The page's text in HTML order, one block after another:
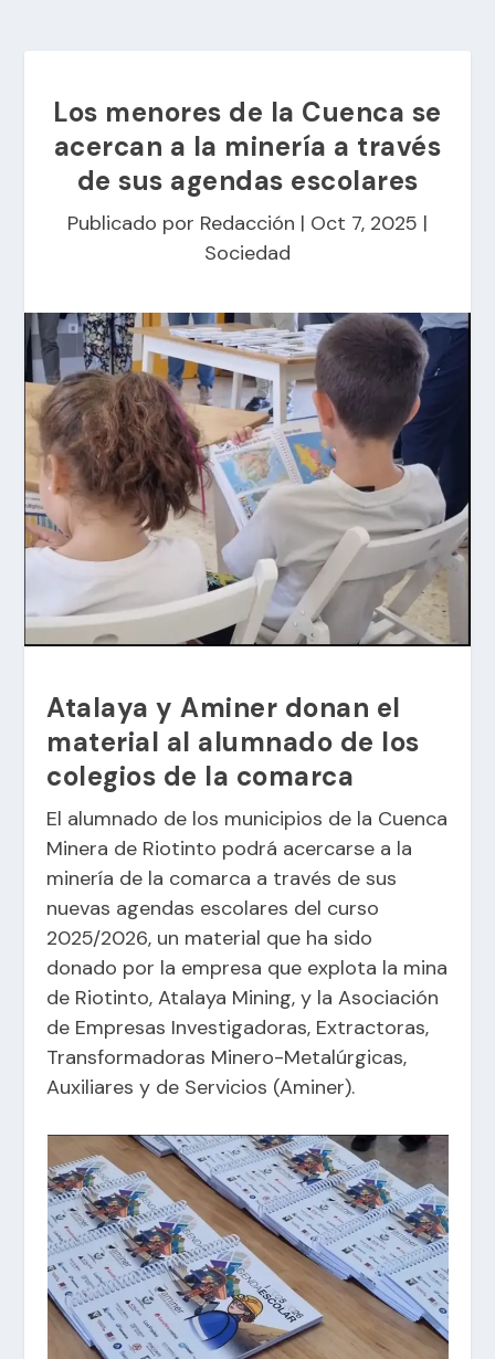
Los menores de la Cuenca se
acercan a la minería a través
de sus agendas escolares
Publicado por Redacción | Oct 7, 2025 |
Sociedad
Atalaya y Aminer donan el
material al alumnado de los
colegios de la comarca
El alumnado de los municipios de la Cuenca
Minera de Riotinto podrá acercarse a la
minería de la comarca a través de sus
nuevas agendas escolares del curso
2025/2026, un material que ha sido
donado por la empresa que explota la mina
de Riotinto, Atalaya Mining, y la Asociación
de Empresas Investigadoras, Extractoras,
Transformadoras Minero-Metalúrgicas,
Auxiliares y de Servicios (Aminer).